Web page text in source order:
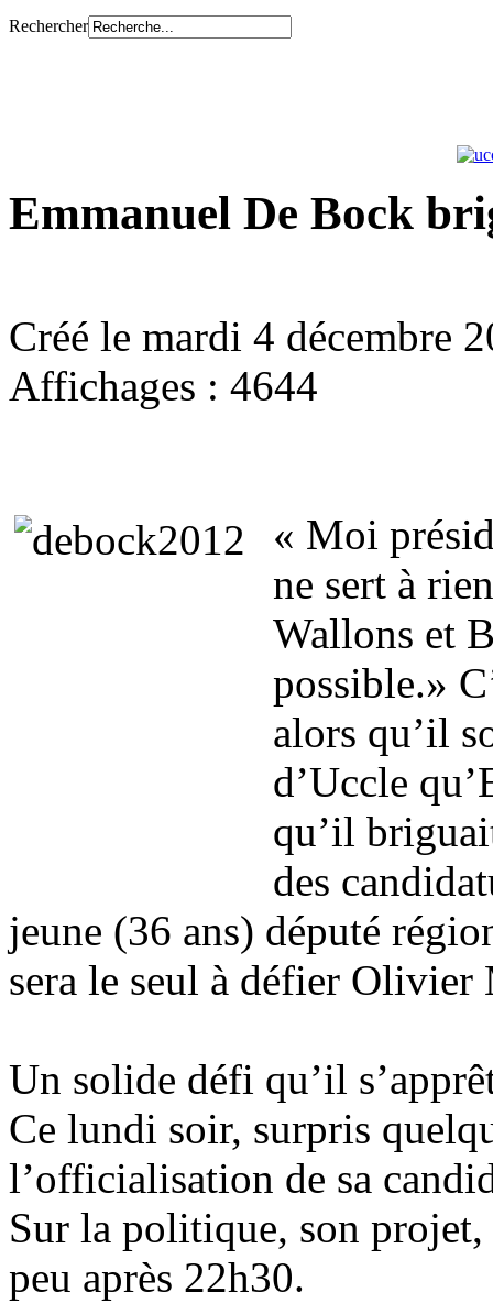
Rechercher
Emmanuel De Bock
Créé le mardi 4 décembre
Affichages : 4644
« Moi
ne sert à
Wallons et
possible.»
alors qu’il
d’Uccle
qu’il
des
jeune (36 ans) député
sera le seul à défier Olivier
Un solide défi qu’il
Ce lundi soir, surpris
l’officialisation de sa
Sur la politique, son
peu après 22h30.